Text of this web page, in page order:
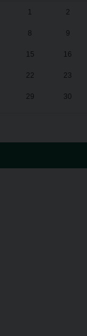
1 2
8 9
15 16
22 23
29 30